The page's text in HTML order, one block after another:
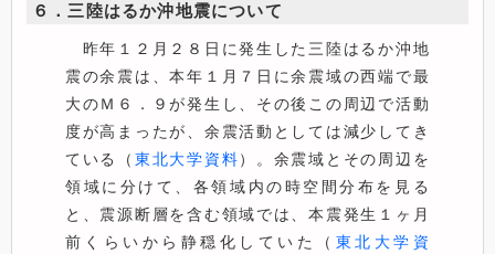
６．三陸はるか沖地震について
昨年１２月２８日に発生した三陸はるか沖地
震の余震は、本年１月７日に余震域の西端で最
大のＭ６．９が発生し、その後この周辺で活動
度が高まったが、余震活動としては減少してき
ている（ 東北大学資料）。余震域とその周辺を
領域に分けて、各領域内の時空間分布を見る
と、震源断層を含む領域では、本震発生１ヶ月
前くらいから静穏化していた（ 東北大学資